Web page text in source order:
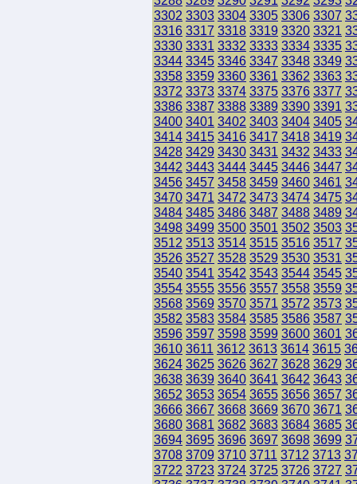
3302 3303 3304 3305 3306 3307
3316 3317 3318 3319 3320 3321
3330 3331 3332 3333 3334 3335
3344 3345 3346 3347 3348 3349
3358 3359 3360 3361 3362 3363
3372 3373 3374 3375 3376 3377
3386 3387 3388 3389 3390 3391
3400 3401 3402 3403 3404 3405
3414 3415 3416 3417 3418 3419
3428 3429 3430 3431 3432 3433
3442 3443 3444 3445 3446 3447
3456 3457 3458 3459 3460 3461
3470 3471 3472 3473 3474 3475
3484 3485 3486 3487 3488 3489
3498 3499 3500 3501 3502 3503
3512 3513 3514 3515 3516 3517
3526 3527 3528 3529 3530 3531
3540 3541 3542 3543 3544 3545
3554 3555 3556 3557 3558 3559
3568 3569 3570 3571 3572 3573
3582 3583 3584 3585 3586 3587
3596 3597 3598 3599 3600 3601
3610 3611 3612 3613 3614 3615
3624 3625 3626 3627 3628 3629
3638 3639 3640 3641 3642 3643
3652 3653 3654 3655 3656 3657
3666 3667 3668 3669 3670 3671
3680 3681 3682 3683 3684 3685
3694 3695 3696 3697 3698 3699
3708 3709 3710 3711 3712 3713
3722 3723 3724 3725 3726 3727